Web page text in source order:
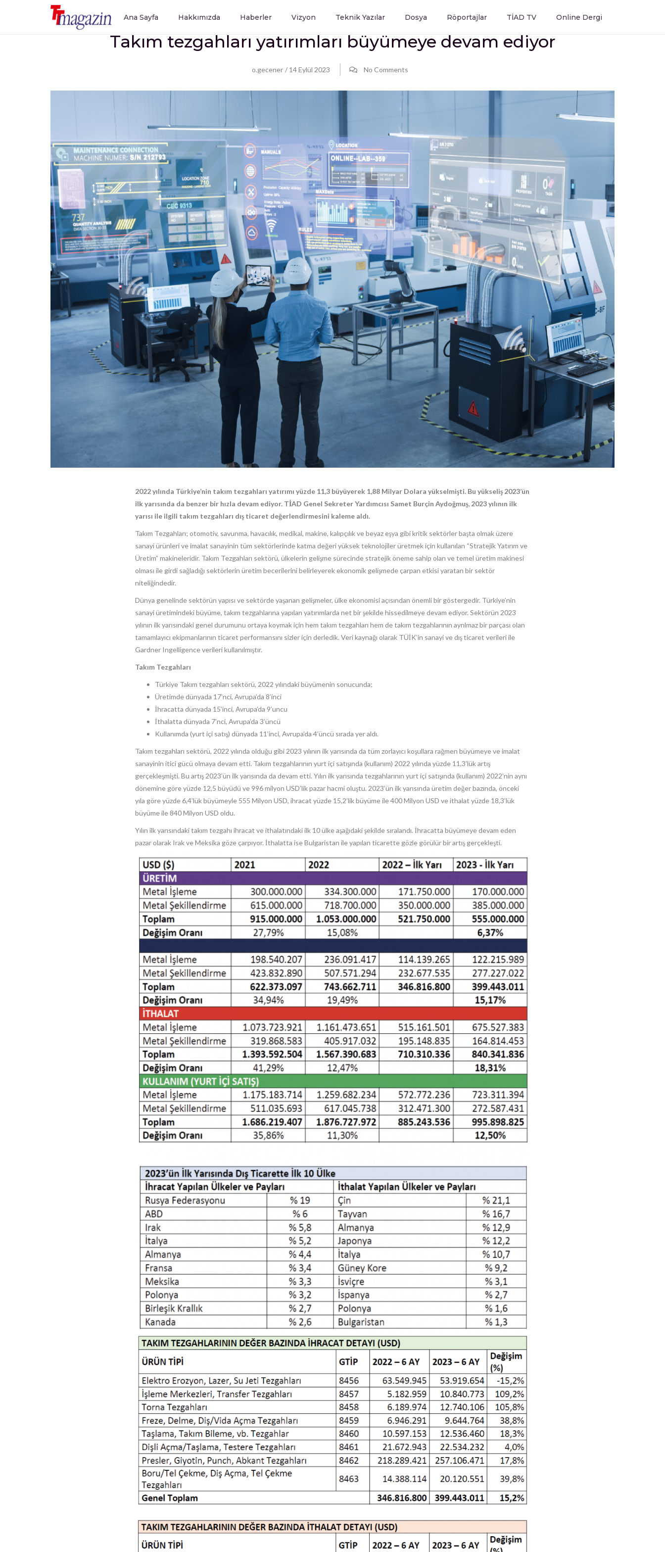
Ana Sayfa Hakkımızda Haberler Vizyon Teknik Yazılar Dosya Röportajlar TİAD TV Online Dergi
Takım tezgahları yatırımları büyümeye devam ediyor
o.gecener / 14 Eylül 2023 No Comments
2022 yılında Türkiye’nin takım tezgahları yatırımı yüzde 11,3 büyüyerek 1,88 Milyar Dolara yükselmişti. Bu yükseliş 2023’ün
ilk yarısında da benzer bir hızla devam ediyor. TİAD Genel Sekreter Yardımcısı Samet Burçin Aydoğmuş, 2023 yılının ilk
yarısı ile ilgili takım tezgahları dış ticaret değerlendirmesini kaleme aldı.
Takım Tezgahları; otomotiv, savunma, havacılık, medikal, makine, kalıpçılık ve beyaz eşya gibi kritik sektörler başta olmak üzere
sanayi ürünleri ve imalat sanayinin tüm sektörlerinde katma değeri yüksek teknolojiler üretmek için kullanılan “Stratejik Yatırım ve
Üretim” makineleridir. Takım Tezgahları sektörü, ülkelerin gelişme sürecinde stratejik öneme sahip olan ve temel üretim makinesi
olması ile girdi sağladığı sektörlerin üretim becerilerini belirleyerek ekonomik gelişmede çarpan etkisi yaratan bir sektör
niteliğindedir.
Dünya genelinde sektörün yapısı ve sektörde yaşanan gelişmeler, ülke ekonomisi açısından önemli bir göstergedir. Türkiye’nin
sanayi üretimindeki büyüme, takım tezgahlarına yapılan yatırımlarda net bir şekilde hissedilmeye devam ediyor. Sektörün 2023
yılının ilk yarısındaki genel durumunu ortaya koymak için hem takım tezgahları hem de takım tezgahlarının ayrılmaz bir parçası olan
tamamlayıcı ekipmanlarının ticaret performansını sizler için derledik. Veri kaynağı olarak TÜİK’in sanayi ve dış ticaret verileri ile
Gardner Ingelligence verileri kullanılmıştır.
Takım Tezgahları
Türkiye Takım tezgahları sektörü, 2022 yılındaki büyümenin sonucunda;
Üretimde dünyada 17’nci, Avrupa’da 8’inci
İhracatta dünyada 15’inci, Avrupa’da 9’uncu
İthalatta dünyada 7’nci, Avrupa’da 3’üncü
Kullanımda (yurt içi satış) dünyada 11’inci, Avrupa’da 4’üncü sırada yer aldı.
Takım tezgahları sektörü, 2022 yılında olduğu gibi 2023 yılının ilk yarısında da tüm zorlayıcı koşullara rağmen büyümeye ve imalat
sanayinin itici gücü olmaya devam etti. Takım tezgahlarının yurt içi satışında (kullanım) 2022 yılında yüzde 11,3’lük artış
gerçekleşmişti. Bu artış 2023’ün ilk yarısında da devam etti. Yılın ilk yarısında tezgahlarının yurt içi satışında (kullanım) 2022’nin aynı
dönemine göre yüzde 12,5 büyüdü ve 996 milyon USD’lik pazar hacmi oluştu. 2023’ün ilk yarısında üretim değer bazında, önceki
yıla göre yüzde 6,4’lük büyümeyle 555 Milyon USD, ihracat yüzde 15,2’lik büyüme ile 400 Milyon USD ve ithalat yüzde 18,3’lük
büyüme ile 840 Milyon USD oldu.
Yılın ilk yarısındaki takım tezgahı ihracat ve ithalatındaki ilk 10 ülke aşağıdaki şekilde sıralandı. İhracatta büyümeye devam eden
pazar olarak Irak ve Meksika göze çarpıyor. İthalatta ise Bulgaristan ile yapılan ticarette gözle görülür bir artış gerçekleşti.